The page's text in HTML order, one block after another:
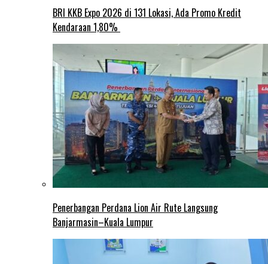
BRI KKB Expo 2026 di 131 Lokasi, Ada Promo Kredit
Kendaraan 1,80%
Penerbangan Perdana Lion Air Rute Langsung
Banjarmasin–Kuala Lumpur